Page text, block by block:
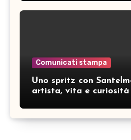
Comunicati stampa
Uno spritz con
artista, vita e curiosità